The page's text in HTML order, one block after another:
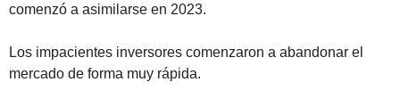
comenzó a asimilarse en 2023.
Los impacientes inversores comenzaron a abandonar el
mercado de forma muy rápida.